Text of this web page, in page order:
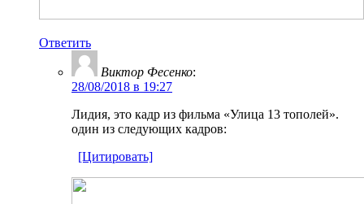
Ответить
Виктор Фесенко:
28/08/2018 в 19:27
Лидия, это кадр из фильма «Улица 13 тополей».
один из следующих кадров:
[Цитировать]